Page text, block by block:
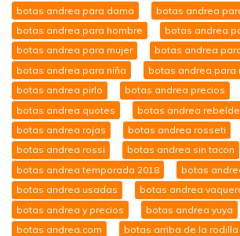
botas andrea para dama
botas andrea
botas andrea para hombre
botas andrea
botas andrea para mujer
botas andrea
botas andrea para niña
botas andrea para
botas andrea pirlo
botas andrea precios
botas andrea quotes
botas andrea rebelde
botas andrea rojas
botas andrea rosseti
botas andrea rossi
botas andrea sin tacon
botas andrea temporada 2018
botas
botas andrea usadas
botas andrea
botas andrea y precios
botas andrea yuya
botas andrea.com
botas arriba de la